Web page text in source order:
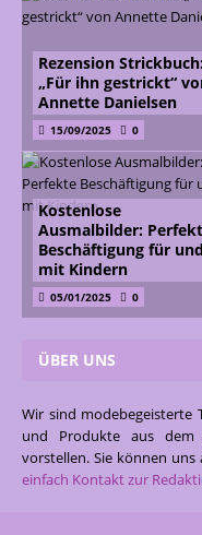
Rezension
„Für ihn gestrickt“
Annette Danielsen
15/09/2025 0
Kostenlose
Ausmalbilder:
Beschäftigung für und
mit Kindern
05/01/2025 0
ÜBER UNS
Wir sind modebegeisterte
und Produkte aus dem
vorstellen. Sie können
einfach Kontakt zur